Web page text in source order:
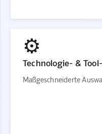
⚙️
Technologie- &
Maßgeschneiderte